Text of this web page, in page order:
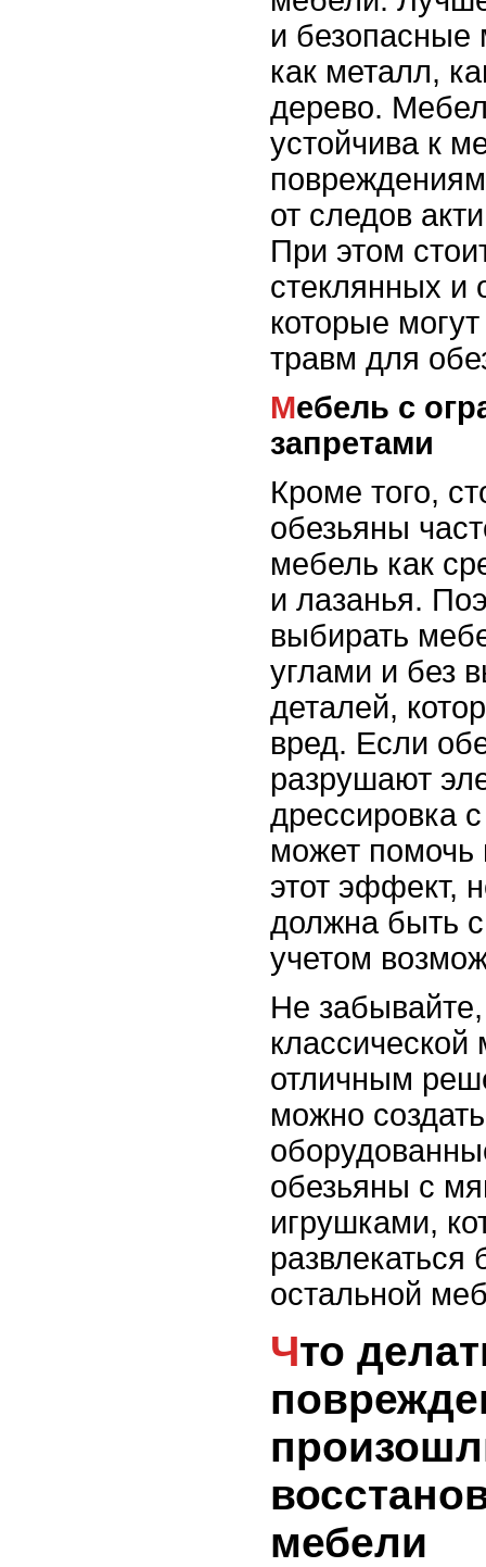
и безопасные
как металл,
дерево.
устойчива к
от следов
При этом
стеклянных и
которые
травм для
Мебель с ограничениями и
запретами
Кроме того,
обезьяны
мебель как
и лазанья.
выбирать
углами и без
деталей,
вред. Если
разрушают
дрессировка
может помочь
этот эффект,
должна быть
учетом
Не
отличным
можно
обезьяны с
игрушками,
развлекаться
остальной
Что делать, если
мебели